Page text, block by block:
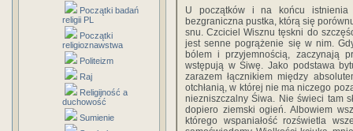
Początki badań
religii PL
Początki
religioznawstwa
Politeizm
Raj
Religijność a
duchowość
Sumienie
U początków i na końcu istnienia
bezgraniczna pustka, którą się
snu. Czciciel Wisznu tęskni do
jest senne pogrążenie się w nim.
bólem i przyjemnością, zaczynają
wstępują w Śiwę. Jako podstawa
zarazem łącznikiem między
otchłanią, w której nie ma niczego
niezniszczalny Śiwa. Nie świeci tam
dopiero ziemski ogień. Albowiem
którego wspaniałość rozświetla